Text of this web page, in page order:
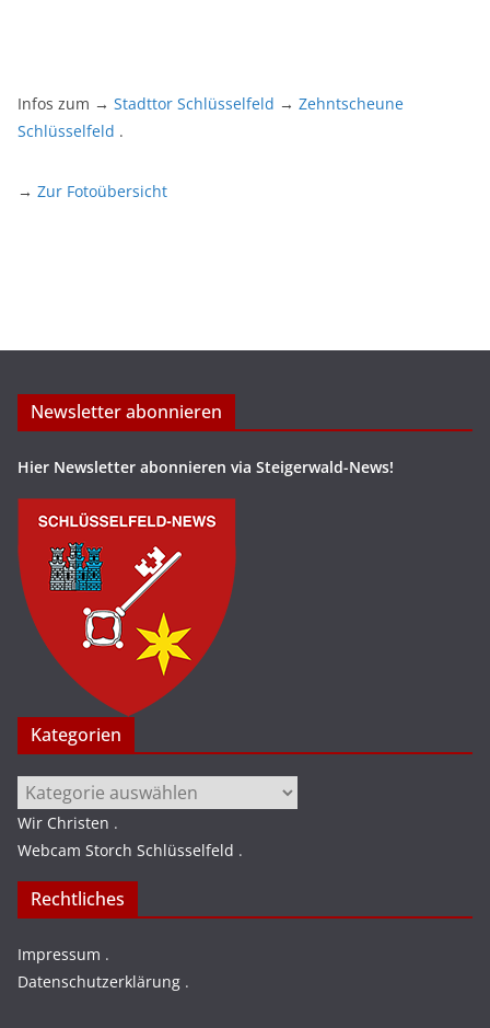
Infos zum → Stadttor Schlüsselfeld → Zehntscheune
Schlüsselfeld .
→ Zur Fotoübersicht
Newsletter abonnieren
Hier Newsletter abonnieren via Steigerwald-News!
Kategorien
Kategorien
Wir Christen .
Webcam Storch Schlüsselfeld .
Rechtliches
Impressum .
Datenschutzerklärung .